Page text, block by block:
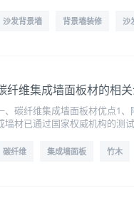
沙发背景墙 背景墙装修 沙
纤维集成墙面板材的相
、碳纤维集成墙面板材优点1
墙材已通过国家权威机构的测
碳纤维 集成墙面板 竹木